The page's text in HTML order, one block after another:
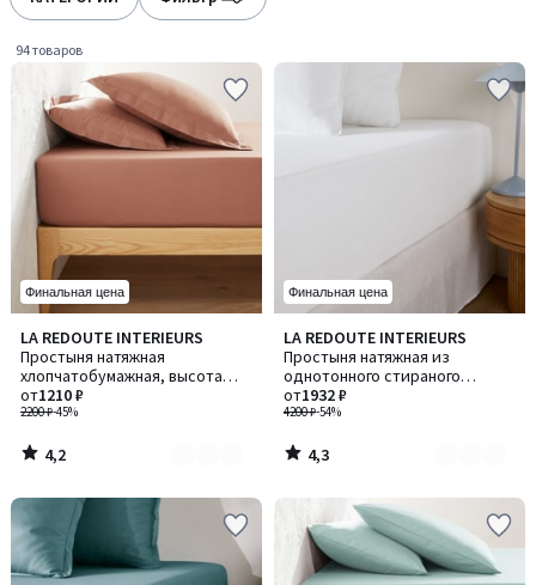
94 товаров
Финальная цена
LA REDOUTE INTERIEURS
Простыня натяжная
хлопчатобумажная, высота
бортика 25 см, Scenario /
Сценарио
2200 ₽-45%
от1210 ₽
4,2
/ 5
Количество
цветов:
11
4,2
/
Финальная цена
LA REDOUTE INTERIEURS
Простыня натяжная из
однотонного стираного
хлопка, віысота бортика 30 см,
Scenario / Сценарио
4200 ₽-54%
от1932 ₽
4,3
/ 5
Количество
цветов:
6
4,3
/